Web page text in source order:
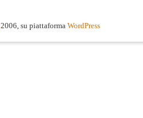
2006, su piattaforma WordPress